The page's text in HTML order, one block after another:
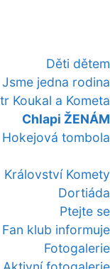
Děti dětem
Jsme jedna rodina
Koukal a Kometa
Chlapi ŽENÁM
Hokejová tombola
Království Komety
Dortiáda
Ptejte se
Fan klub informuje
Fotogalerie